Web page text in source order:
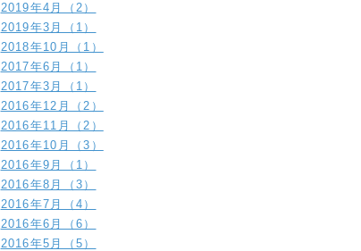
2019年4月（2）
2019年3月（1）
2018年10月（1）
2017年6月（1）
2017年3月（1）
2016年12月（2）
2016年11月（2）
2016年10月（3）
2016年9月（1）
2016年8月（3）
2016年7月（4）
2016年6月（6）
2016年5月（5）